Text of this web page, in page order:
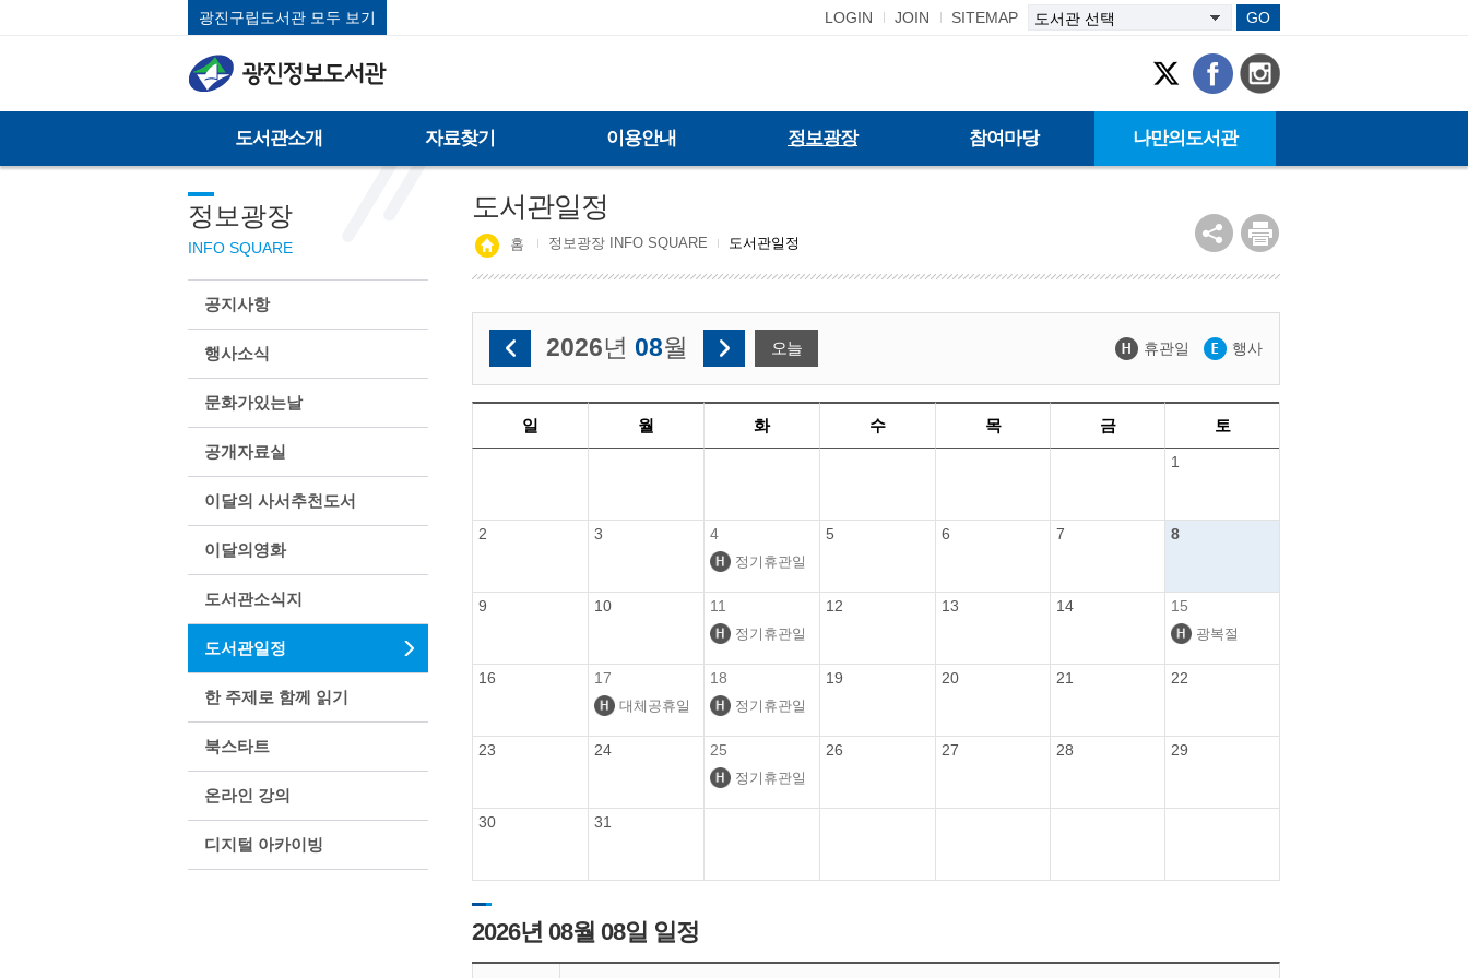
광진구립도서관 모두 보기 LOGIN JOIN SITEMAP GO
도서관소개 자료찾기 이용안내 정보광장 참여마당 나만의도서관
정보광장
INFO SQUARE
공지사항
행사소식
문화가있는날
공개자료실
이달의 사서추천도서
이달의영화
도서관소식지
도서관일정
한 주제로 함께 읽기
북스타트
온라인 강의
디지털 아카이빙
도서관일정
홈 정보광장 INFO SQUARE 도서관일정
2026년 08월 오늘 휴관일 행사
일 월 화 수 목 금 토
1
2 3 4
정기휴관일
5 6 7 8
9 10 11
정기휴관일
12 13 14 15
광복절
16 17
대체공휴일
18
정기휴관일
19 20 21 22
23 24 25
정기휴관일
26 27 28 29
30 31
2026년 08월 08일 일정